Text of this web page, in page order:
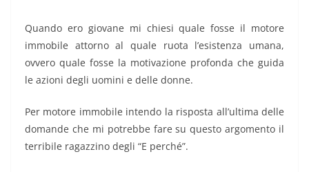
Quando ero giovane mi chiesi quale fosse il motore
immobile attorno al quale ruota l’esistenza umana,
ovvero quale fosse la motivazione profonda che guida
le azioni degli uomini e delle donne.
Per motore immobile intendo la risposta all’ultima delle
domande che mi potrebbe fare su questo argomento il
terribile ragazzino degli “E perché”.